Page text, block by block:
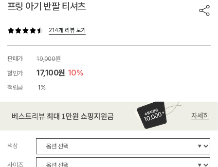
프링 아기 반팔 티셔츠
214개 리뷰 보기
판매가
19,000원
할인가
17,100원 10%
적립금 1%
색상
사이즈